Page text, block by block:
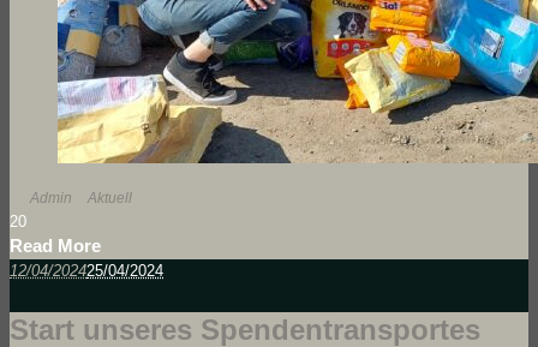
Admin Aktuell
20
Read More
12/04/202425/04/2024
Start unseres Spendentransportes